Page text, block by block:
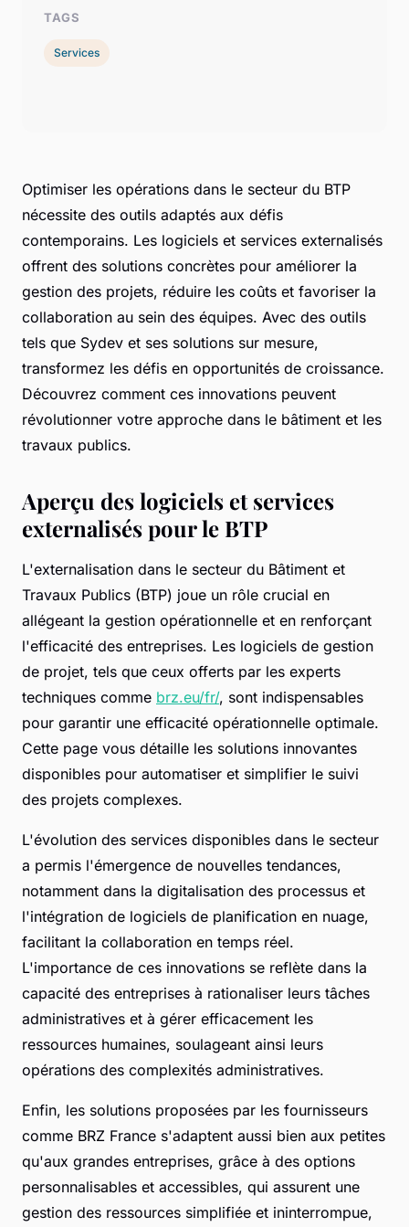
Optimiser les opérations dans le secteur du BTP
nécessite des outils adaptés aux défis
contemporains. Les logiciels et services externalisés
offrent des solutions concrètes pour améliorer la
gestion des projets, réduire les coûts et favoriser la
collaboration au sein des équipes. Avec des outils
tels que Sydev et ses solutions sur mesure,
transformez les défis en opportunités de croissance.
Découvrez comment ces innovations peuvent
révolutionner votre approche dans le bâtiment et les
travaux publics.
Aperçu des logiciels et services
externalisés pour le BTP
L'externalisation dans le secteur du Bâtiment et
Travaux Publics (BTP) joue un rôle crucial en
allégeant la gestion opérationnelle et en renforçant
l'efficacité des entreprises. Les logiciels de gestion
de projet, tels que ceux offerts par les experts
techniques comme brz.eu/fr/, sont indispensables
pour garantir une efficacité opérationnelle optimale.
Cette page vous détaille les solutions innovantes
disponibles pour automatiser et simplifier le suivi
des projets complexes.
L'évolution des services disponibles dans le secteur
a permis l'émergence de nouvelles tendances,
notamment dans la digitalisation des processus et
l'intégration de logiciels de planification en nuage,
facilitant la collaboration en temps réel.
L'importance de ces innovations se reflète dans la
capacité des entreprises à rationaliser leurs tâches
administratives et à gérer efficacement les
ressources humaines, soulageant ainsi leurs
opérations des complexités administratives.
Enfin, les solutions proposées par les fournisseurs
comme BRZ France s'adaptent aussi bien aux petites
qu'aux grandes entreprises, grâce à des options
personnalisables et accessibles, qui assurent une
gestion des ressources simplifiée et ininterrompue,
TAGS
Services